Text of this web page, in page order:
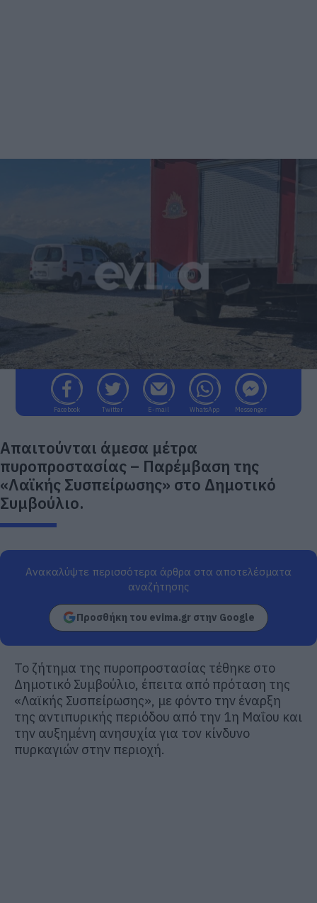
Facebook Twitter E-mail WhatsApp Messenger
Απαιτούνται άμεσα μέτρα
πυροπροστασίας – Παρέμβαση της
«Λαϊκής Συσπείρωσης» στο Δημοτικό
Συμβούλιο.
Ανακαλύψτε περισσότερα άρθρα στα αποτελέσματα
αναζήτησης
Προσθήκη του evima.gr στην Google
Το ζήτημα της πυροπροστασίας τέθηκε στο
Δημοτικό Συμβούλιο, έπειτα από πρόταση της
«Λαϊκής Συσπείρωσης», με φόντο την έναρξη
της αντιπυρικής περιόδου από την 1η Μαΐου και
την αυξημένη ανησυχία για τον κίνδυνο
πυρκαγιών στην περιοχή.